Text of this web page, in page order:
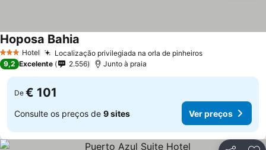
3 EstrelasHotel Localização privilegiada na orla de pinheiros
Hoposa Bahia
9,2 Excelente 2.556 Junto à praia
De € 101
Consulte os preços de 9 sites Ver preços